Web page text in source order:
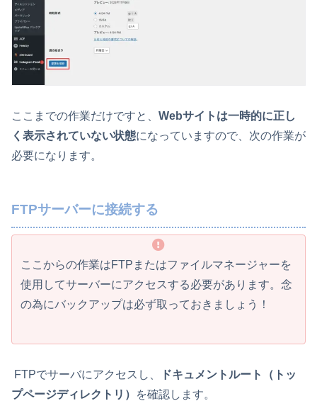
ここまでの作業だけですと、 Webサイトは一時的に正し
く表示されていない状態になっていますので、次の作業が
必要になります。
FTPサーバーに接続する
ここからの作業はFTPまたはファイルマネージャーを
使用してサーバーにアクセスする必要があります。念
の為にバックアップは必ず取っておきましょう！
FTPでサーバにアクセスし、
ドキュメントルート（トッ
プページディレクトリ）
を確認します。